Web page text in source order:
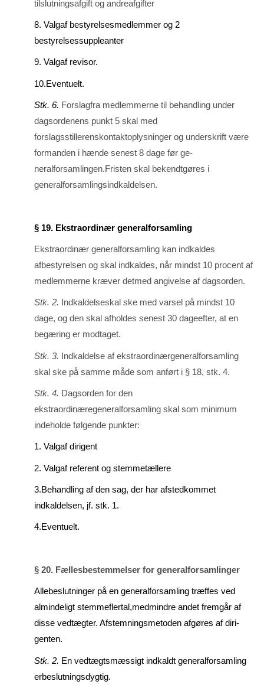
tilslutningsafgift og andreaf­gifter
8. Valgaf bestyrelsesmedlemmer og 2
bestyrelsessuppleanter
9. Valgaf revisor.
10.Eventuelt.
Stk. 6. Forslagfra medlemmerne til behandling under
dagsordenens punkt 5 skal med
forslagsstillerenskontaktoplysninger og underskrift være
formanden i hænde senest 8 dage før ge­
neralforsamlingen.Fristen skal bekendtgøres i
generalforsamlingsindkaldelsen.
§ 19. Ekstraordinær generalforsamling
Ekstraordinær generalforsamling kan indkaldes
afbestyrelsen og skal indkaldes, når mindst 10 procent af
medlemmerne kræver detmed angivelse af dagsorden.
Stk. 2. Indkaldelseskal ske med varsel på mindst 10
dage, og den skal afholdes senest 30 dageefter, at en
begæring er modtaget.
Stk. 3. Indkaldelse af ekstraordinærgeneralforsamling
skal ske på samme måde som anført i § 18, stk. 4.
Stk. 4. Dagsorden for den
ekstraordinæregeneralforsamling skal som minimum
inde­holde følgende punkter:
1. Valgaf dirigent
2. Valgaf referent og stemmetællere
3.Behandling af den sag, der har afstedkommet
indkaldelsen, jf. stk. 1.
4.Eventuelt.
§ 20. Fællesbestemmelser for generalforsamlinger
Allebeslutninger på en generalforsamling træffes ved
almindeligt stemmeflertal,medmindre andet fremgår af
disse vedtægter. Afstemningsmetoden afgøres af diri­
genten.
Stk. 2. En vedtægtsmæssigt indkaldt generalforsamling
erbeslutningsdygtig.